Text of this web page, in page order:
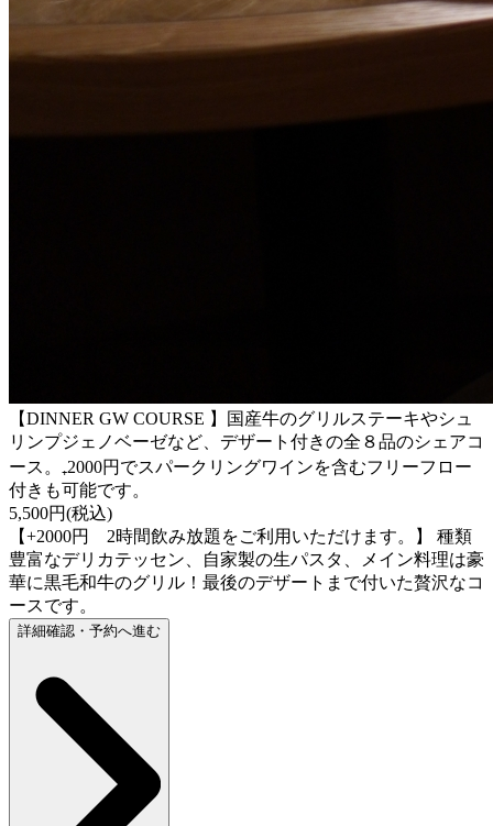
【DINNER GW COURSE 】国産牛のグリルステーキやシュ
リンプジェノベーゼなど、デザート付きの全８品のシェアコ
ース。₊2000円でスパークリングワインを含むフリーフロー
付きも可能です。
5,500円(税込)
【+2000円 2時間飲み放題をご利用いただけます。】 種類
豊富なデリカテッセン、自家製の生パスタ、メイン料理は豪
華に黒毛和牛のグリル！最後のデザートまで付いた贅沢なコ
ースです。
詳細確認・予約へ進む